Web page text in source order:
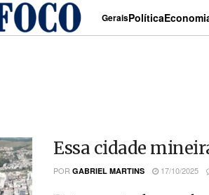
GeraisPolítica
Essa cidade
POR GABRIEL MARTINS 17/10/2025